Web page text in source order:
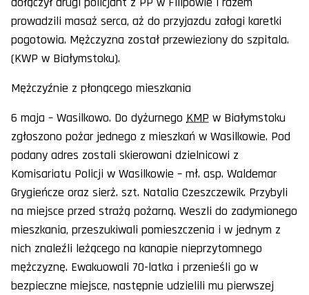
prowadzili masaż serca, aż do przyjazdu załogi karetki
pogotowia. Mężczyzna został przewieziony do szpitala.
(KWP w Białymstoku).
Mężczyźnie z płonącego mieszkania
6 maja – Wasilkowo. Do dyżurnego KMP w Białymstoku
zgłoszono pożar jednego z mieszkań w Wasilkowie. Pod
podany adres zostali skierowani dzielnicowi z
Komisariatu Policji w Wasilkowie – mł. asp. Waldemar
Grygieńcze oraz sierż. szt. Natalia Czeszczewik. Przybyli
na miejsce przed strażą pożarną. Weszli do zadymionego
mieszkania, przeszukiwali pomieszczenia i w jednym z
nich znaleźli leżącego na kanapie nieprzytomnego
mężczyznę. Ewakuowali 70-latka i przenieśli go w
bezpieczne miejsce, następnie udzielili mu pierwszej